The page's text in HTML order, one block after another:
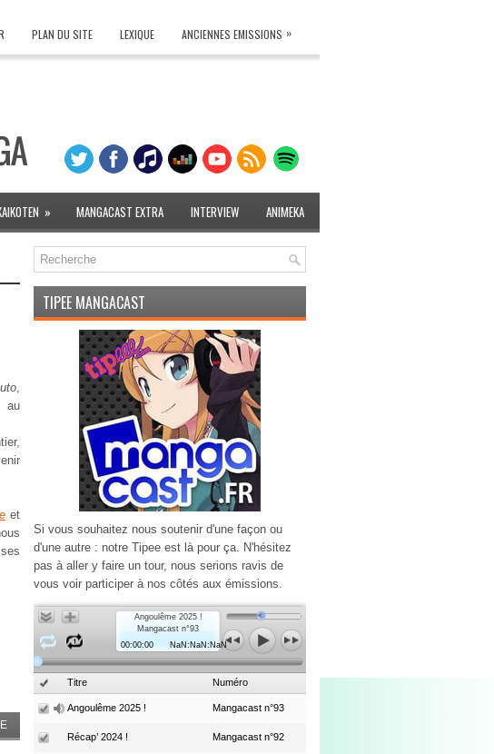
PLAN DU SITE LEXIQUE ANCIENNES EMISSIONS »
» MANGACAST EXTRA INTERVIEW ANIMEKA
,
au
et
TIPEE MANGACAST
Si vous souhaitez nous soutenir d'une façon ou
d'une autre : notre Tipee est là pour ça. N'hésitez
pas à aller y faire un tour, nous serions ravis de
vous voir participer à nos côtés aux émissions.
Angoulême 2025 !
Mangacast n°93
00:00:00
NaN:NaN:NaN
Titre Numéro
Angoulême 2025 ! Mangacast n°93
Récap’ 2024 ! Mangacast n°92